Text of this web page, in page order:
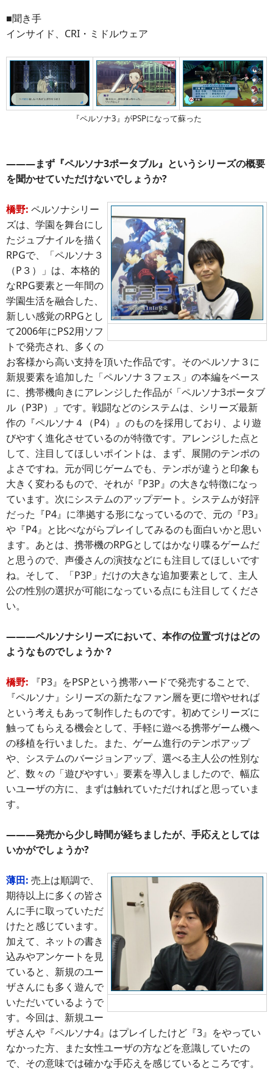
■聞き手
インサイド、CRI・ミドルウェア
『ペルソナ3』がPSPになって蘇った
―――まず『ペルソナ3ポータブル』というシリーズの概要
を聞かせていただけないでしょうか?
橋野: ペルソナシリー
ズは、学園を舞台にし
たジュブナイルを描く
RPGで、「ペルソナ３
（P３）」は、本格的
なRPG要素と一年間の
学園生活を融合した、
新しい感覚のRPGとし
て2006年にPS2用ソフ
トで発売され、多くの
お客様から高い支持を頂いた作品です。そのペルソナ３に
新規要素を追加した「ペルソナ３フェス」の本編をベース
に、携帯機向きにアレンジした作品が「ペルソナ3ポータブ
ル（P3P）」です。戦闘などのシステムは、シリーズ最新
作の『ペルソナ４（P4）』のものを採用しており、より遊
びやすく進化させているのが特徴です。アレンジした点と
して、注目してほしいポイントは、まず、展開のテンポの
よさですね。元が同じゲームでも、テンポが違うと印象も
大きく変わるもので、それが『P3P』の大きな特徴になっ
ています。次にシステムのアップデート。システムが好評
だった『P4』に準拠する形になっているので、元の『P3』
や『P4』と比べながらプレイしてみるのも面白いかと思い
ます。あとは、携帯機のRPGとしてはかなり喋るゲームだ
と思うので、声優さんの演技などにも注目してほしいです
ね。そして、「P3P」だけの大きな追加要素として、主人
公の性別の選択が可能になっている点にも注目してくださ
い。
―――ペルソナシリーズにおいて、本作の位置づけはどの
ようなものでしょうか？
橋野: 『P3』をPSPという携帯ハードで発売することで、
『ペルソナ』シリーズの新たなファン層を更に増やせれば
という考えもあって制作したものです。初めてシリーズに
触ってもらえる機会として、手軽に遊べる携帯ゲーム機へ
の移植を行いました。また、ゲーム進行のテンポアップ
や、システムのバージョンアップ、選べる主人公の性別な
ど、数々の「遊びやすい」要素を導入しましたので、幅広
いユーザの方に、まずは触れていただければと思っていま
す。
―――発売から少し時間が経ちましたが、手応えとしては
いかがでしょうか?
薄田: 売上は順調で、
期待以上に多くの皆さ
んに手に取っていただ
けたと感じています。
加えて、ネットの書き
込みやアンケートを見
ていると、新規のユー
ザさんにも多く遊んで
いただいているようで
す。今回は、新規ユー
ザさんや『ペルソナ4』はプレイしたけど『3』をやってい
なかった方、また女性ユーザの方などを意識していたの
で、その意味では確かな手応えを感じているところです。